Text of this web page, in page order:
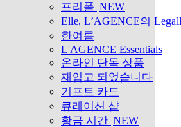
프리폴 NEW
Elle, L’AGENCE의
한여름
L'AGENCE Essentials
온라인 단독 상품
재입고 되었습니다
기프트 카드
큐레이션 샵
황금 시간 NEW